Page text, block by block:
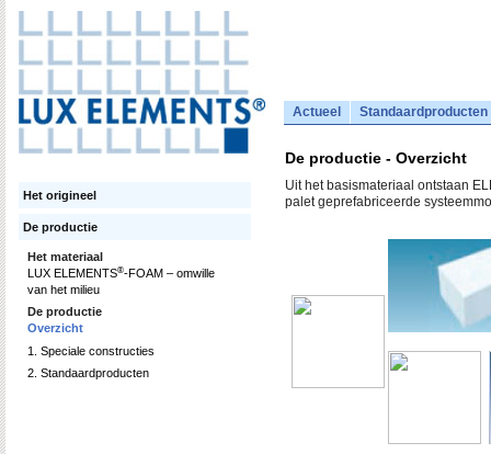
Actueel Standaardproducten
Het origineel
De productie
Het materiaal
LUX ELEMENTS®-FOAM – omwille
van het milieu
De productie
Overzicht
1. Speciale constructies
2. Standaardproducten
De productie - Overzicht
Uit het basismateriaal ontstaan
palet geprefabriceerde